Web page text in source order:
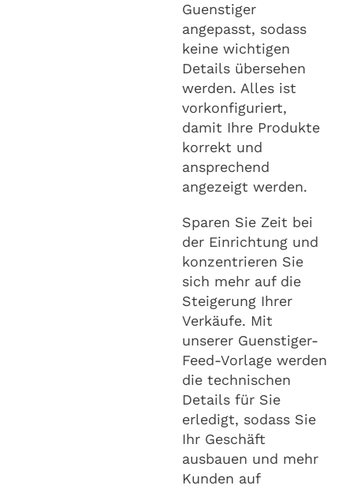
Guenstiger
angepasst, sodass
keine wichtigen
Details übersehen
werden. Alles ist
vorkonfiguriert,
damit Ihre Produkte
korrekt und
ansprechend
angezeigt werden.
Sparen Sie Zeit bei
der Einrichtung und
konzentrieren Sie
sich mehr auf die
Steigerung Ihrer
Verkäufe. Mit
unserer Guenstiger-
Feed-Vorlage werden
die technischen
Details für Sie
erledigt, sodass Sie
Ihr Geschäft
ausbauen und mehr
Kunden auf